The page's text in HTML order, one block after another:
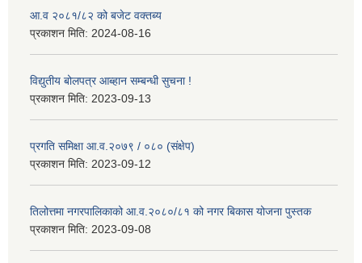
आ.व २०८१/८२ को बजेट वक्तब्य
प्रकाशन मिति: 2024-08-16
विद्युतीय बोलपत्र आब्हान सम्बन्धी सुचना !
प्रकाशन मिति: 2023-09-13
प्रगति समिक्षा आ.व.२०७९ / ०८० (संक्षेप)
प्रकाशन मिति: 2023-09-12
तिलोत्तमा नगरपालिकाको आ.व.२०८०/८१ को नगर बिकास योजना पुस्तक
प्रकाशन मिति: 2023-09-08